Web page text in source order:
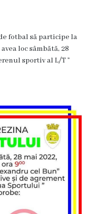
fotbal să participe la
loc sâmbătă, 28
sportiv al L/T ”